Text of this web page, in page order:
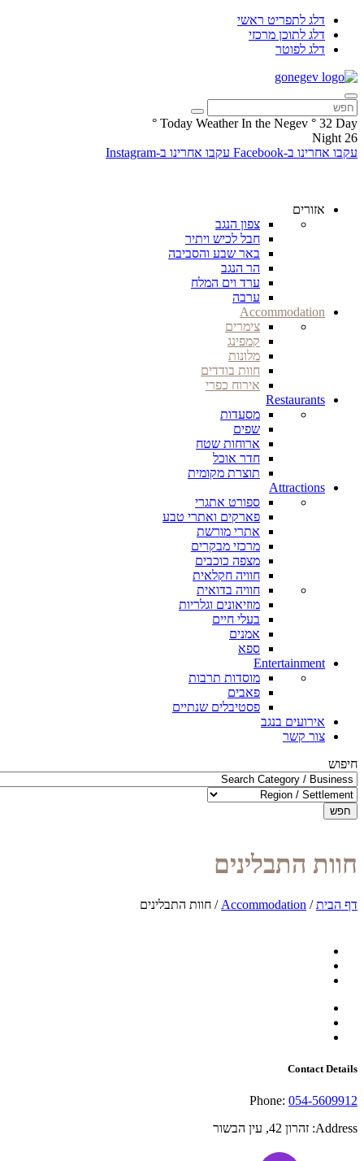
דלג לתפריט ראשי
דלג לתוכן מרכזי
דלג לפוטר
Today Weather In the Negev ° 32 Day
°
26
Night
עקבו אחרינו ב-Facebook
עקבו אחרינו ב-Instagram
אזורים
צפון הנגב
חבל לכיש ויתיר
באר שבע והסביבה
הר הנגב
ערד וים המלח
ערבה
Accommodation
צימרים
קמפינג
מלונות
חוות בודדים
אירוח כפרי
Restaurants
מסעדות
שפים
ארוחות שטח
חדר אוכל
תוצרת מקומית
Attractions
ספורט אתגרי
פארקים ואתרי טבע
אתרי מורשת
מרכזי מבקרים
מצפה כוכבים
חוויה חקלאית
חוויה בדואית
מוזיאונים וגלריות
בעלי חיים
אמנים
ספא
Entertainment
מוסדות תרבות
פאבים
פסטיבלים שנתיים
אירועים בנגב
צור קשר
חיפוש
חפש
חוות התבלינים
דף הבית/
Accommodation
/ חוות התבלינים
Contact Details
Phone: 054-5609912
Address: זהרון 42, עין הבשור